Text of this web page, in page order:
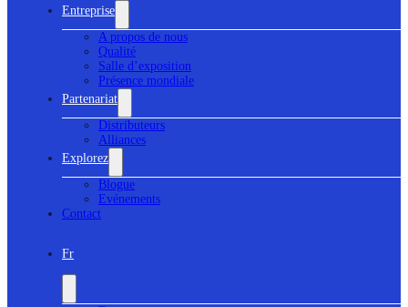
Entreprise
A propos de nous
Qualité
Salle d’exposition
Présence mondiale
Partenariat
Distributeurs
Alliances
Explorez
Blogue
Evénements
Contact
Fr